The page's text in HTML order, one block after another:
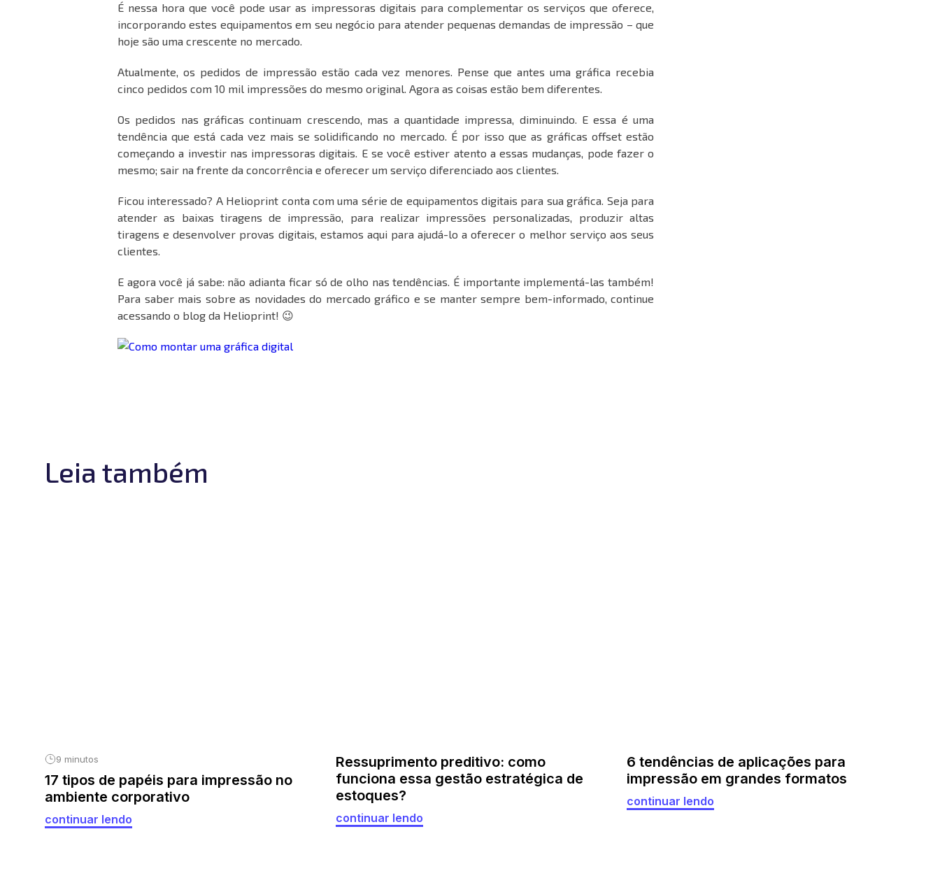
É nessa hora que você pode usar as impressoras digitais para complementar os serviços que oferece,
incorporando estes equipamentos em seu negócio para atender pequenas demandas de impressão – que
hoje são uma crescente no mercado.
Atualmente, os pedidos de impressão estão cada vez menores. Pense que antes uma gráfica recebia
cinco pedidos com 10 mil impressões do mesmo original. Agora as coisas estão bem diferentes.
Os pedidos nas gráficas continuam crescendo, mas a quantidade impressa, diminuindo. E essa é uma
tendência que está cada vez mais se solidificando no mercado. É por isso que as gráficas offset estão
começando a investir nas impressoras digitais. E se você estiver atento a essas mudanças, pode fazer o
mesmo; sair na frente da concorrência e oferecer um serviço diferenciado aos clientes.
Ficou interessado? A Helioprint conta com uma série de equipamentos digitais para sua gráfica. Seja para
atender as baixas tiragens de impressão, para realizar impressões personalizadas, produzir altas
tiragens e desenvolver provas digitais, estamos aqui para ajudá-lo a oferecer o melhor serviço aos seus
clientes.
E agora você já sabe: não adianta ficar só de olho nas tendências. É importante implementá-las também!
Para saber mais sobre as novidades do mercado gráfico e se manter sempre bem-informado, continue
acessando o blog da Helioprint! 😉
Leia também
9 minutos
17 tipos de papéis para impressão no
ambiente corporativo
continuar lendo
Ressuprimento preditivo: como
funciona essa gestão estratégica de
estoques?
continuar lendo
6 tendências de aplicações para
impressão em grandes formatos
continuar lendo